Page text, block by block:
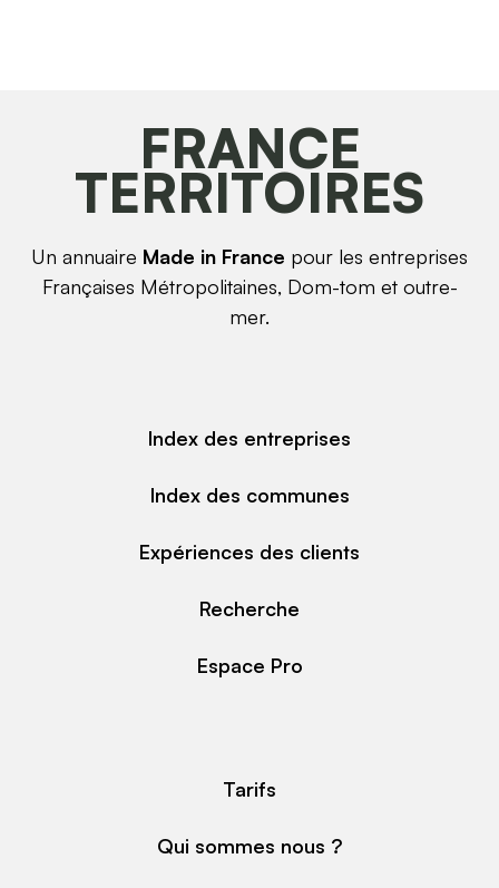
FRANCE
TERRITOIRES
Un annuaire Made in France pour les entreprises
Françaises Métropolitaines, Dom-tom et outre-
mer.
Index des entreprises
Index des communes
Expériences des clients
Recherche
Espace Pro
Tarifs
Qui sommes nous ?